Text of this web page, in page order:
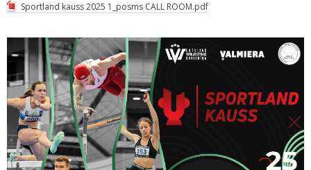
Sportland kauss 2025 1_posms CALL ROOM.pdf